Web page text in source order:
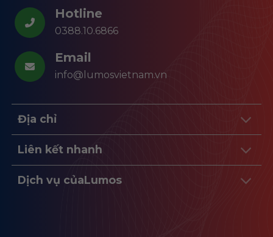
Hotline
0388.10.6866
Email
info@lumosvietnam.vn
Địa chỉ
Liên kết nhanh
Dịch vụ củaLumos